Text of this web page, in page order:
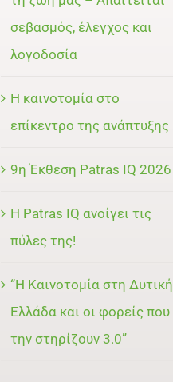
σεβασμός, έλεγχος και
λογοδοσία
Η καινοτομία στο
επίκεντρο της ανάπτυξης
9η Έκθεση Patras IQ 2026
Η Patras IQ ανοίγει τις
πύλες της!
“Η Καινοτομία στη Δυτική
Ελλάδα και οι φορείς που
την στηρίζουν 3.0”